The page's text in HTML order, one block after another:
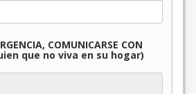
COMUNICARSE CON
que no viva en su hogar)